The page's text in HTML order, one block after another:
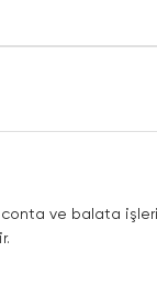
ve balata işleri